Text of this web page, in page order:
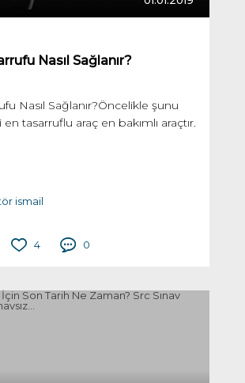
Nasıl Sağlanır?
Nasıl Sağlanır?Öncelikle şunu
tasarruflu araç en bakımlı araçtır.
ismail
4 0